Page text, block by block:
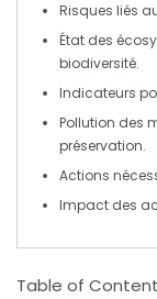
Risques liés
État des
biodiversité.
Indicateurs
Pollution des
préservation.
Actions
Impact des
Table of